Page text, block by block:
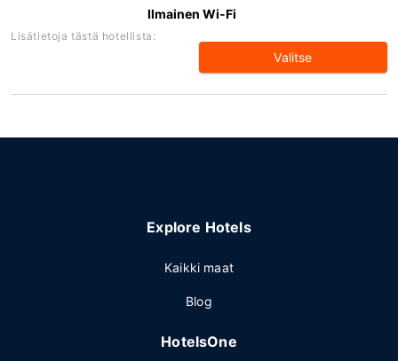
Ilmainen Wi-Fi
Lisätietoja tästä hotellista:
Valitse
Explore Hotels
Kaikki maat
Blog
HotelsOne